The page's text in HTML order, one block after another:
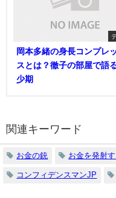
岡本多緒の身長コンプレ
スとは？徹子の部屋で語
少期
関連キーワード
お金の銃 お金を発射
コンフィデンスマンJP